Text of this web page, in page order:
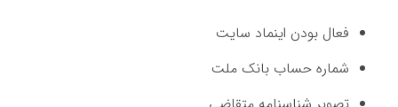
فعال بودن اینماد سایت
شماره حساب بانک ملت